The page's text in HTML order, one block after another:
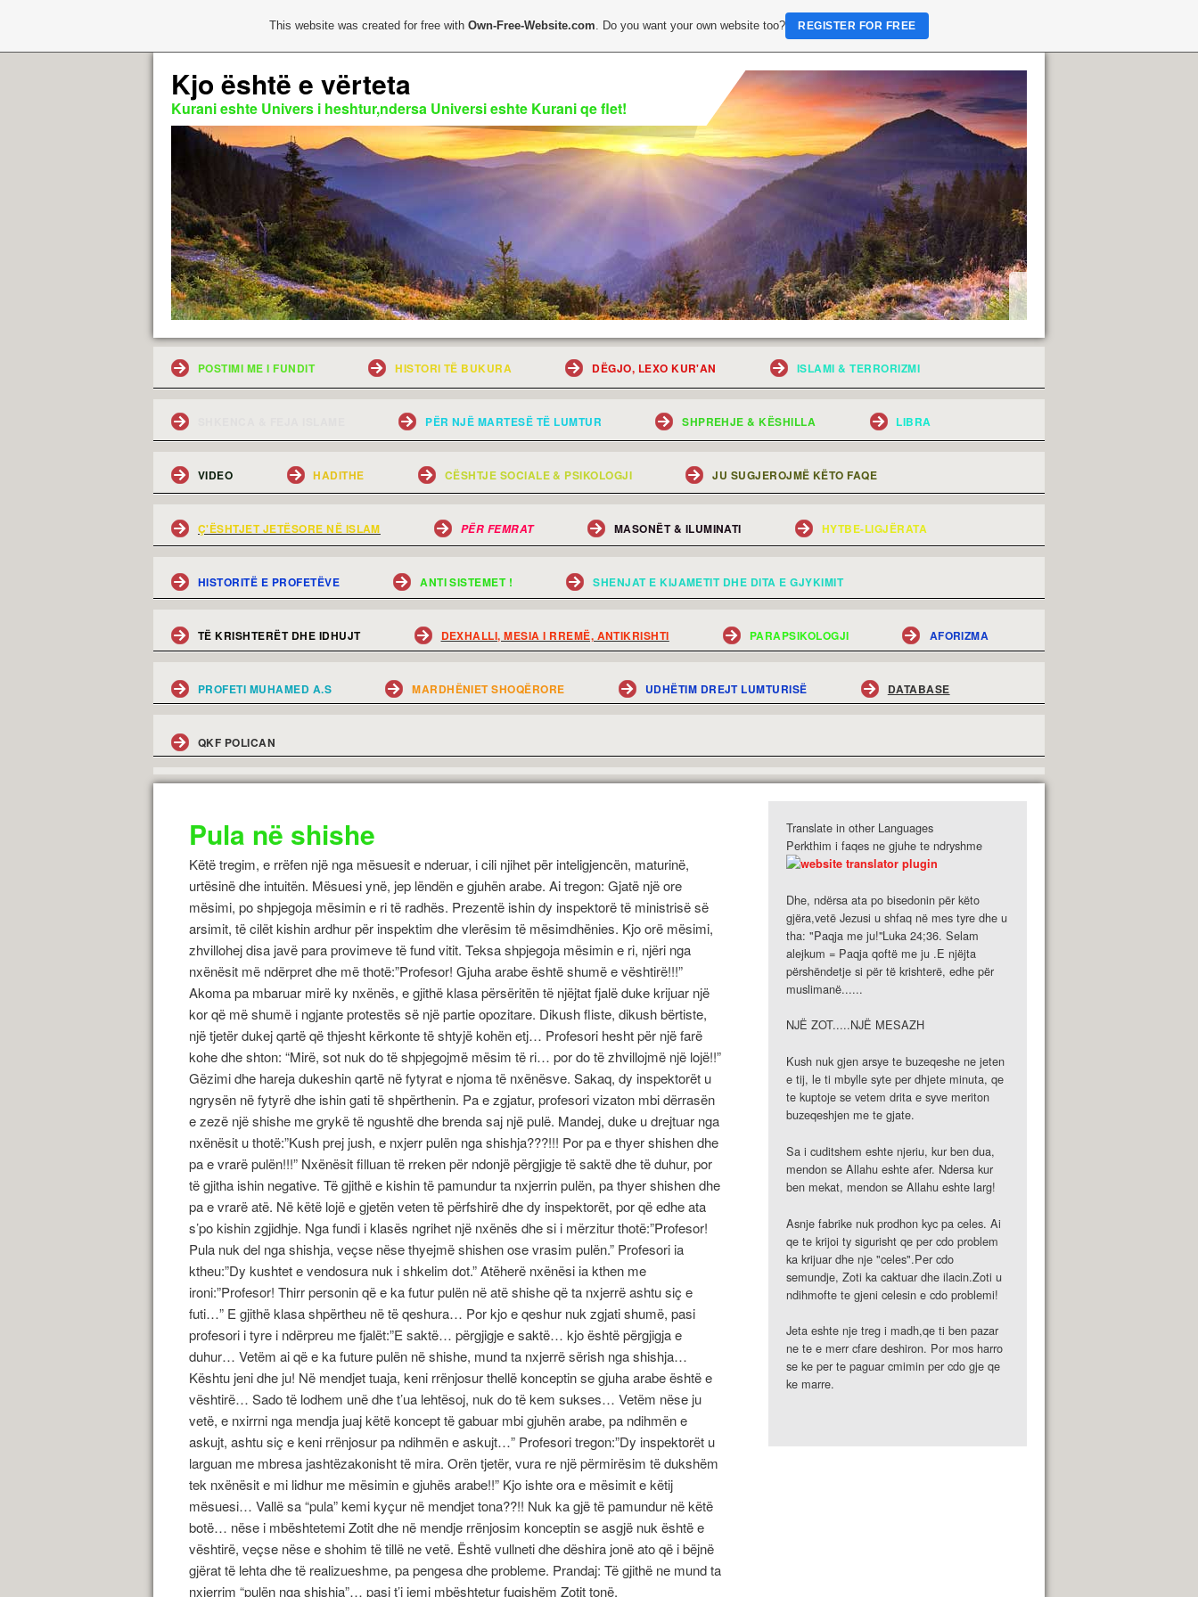
Kjo është e vërteta
Kurani eshte Univers i heshtur,ndersa Universi eshte Kurani qe flet!
POSTIMI ME I FUNDIT HISTORI TË BUKURA DËGJO, LEXO KUR'AN ISLAMI & TERRORIZMI
PËR NJË MARTESË TË LUMTUR SHPREHJE & KËSHILLA LIBRA
VIDEO HADITHE CËSHTJE SOCIALE & PSIKOLOGJI JU SUGJEROJMË KËTO FAQE
Ç'ËSHTJET JETËSORE NË ISLAM PËR FEMRAT MASONËT & ILUMINATI HYTBE-LIGJËRATA
HISTORITË E PROFETËVE ANTI SISTEMET ! SHENJAT E KIJAMETIT DHE DITA E GJYKIMIT
TË KRISHTERËT DHE IDHUJT DEXHALLI, MESIA I RREMË, ANTIKRISHTI PARAPSIKOLOGJI AFORIZMA
PROFETI MUHAMED A.S MARDHËNIET SHOQËRORE UDHËTIM DREJT LUMTURISË DATABASE
QKF POLICAN
Pula në shishe
Këtë tregim, e rrëfen një nga mësuesit e nderuar, i cili njihet për inteligjencën, maturinë,
urtësinë dhe intuitën. Mësuesi ynë, jep lëndën e gjuhën arabe. Ai tregon: Gjatë një ore
mësimi, po shpjegoja mësimin e ri të radhës. Prezentë ishin dy inspektorë të ministrisë së
arsimit, të cilët kishin ardhur për inspektim dhe vlerësim të mësimdhënies. Kjo orë mësimi,
zhvillohej disa javë para provimeve të fund vitit. Teksa shpjegoja mësimin e ri, njëri nga
nxënësit më ndërpret dhe më thotë:”Profesor! Gjuha arabe është shumë e vështirë!!!”
Akoma pa mbaruar mirë ky nxënës, e gjithë klasa përsëritën të njëjtat fjalë duke krijuar një
kor që më shumë i ngjante protestës së një partie opozitare. Dikush fliste, dikush bërtiste,
një tjetër dukej qartë që thjesht kërkonte të shtyjë kohën etj… Profesori hesht për një farë
kohe dhe shton: “Mirë, sot nuk do të shpjegojmë mësim të ri… por do të zhvillojmë një lojë!!”
Gëzimi dhe hareja dukeshin qartë në fytyrat e njoma të nxënësve. Sakaq, dy inspektorët u
ngrysën në fytyrë dhe ishin gati të shpërthenin. Pa e zgjatur, profesori vizaton mbi dërrasën
e zezë një shishe me grykë të ngushtë dhe brenda saj një pulë. Mandej, duke u drejtuar nga
nxënësit u thotë:”Kush prej jush, e nxjerr pulën nga shishja???!!! Por pa e thyer shishen dhe
pa e vrarë pulën!!!” Nxënësit filluan të rreken për ndonjë përgjigje të saktë dhe të duhur, por
të gjitha ishin negative. Të gjithë e kishin të pamundur ta nxjerrin pulën, pa thyer shishen dhe
pa e vrarë atë. Në këtë lojë e gjetën veten të përfshirë dhe dy inspektorët, por që edhe ata
s’po kishin zgjidhje. Nga fundi i klasës ngrihet një nxënës dhe si i mërzitur thotë:”Profesor!
Pula nuk del nga shishja, veçse nëse thyejmë shishen ose vrasim pulën.” Profesori ia
ktheu:”Dy kushtet e vendosura nuk i shkelim dot.” Atëherë nxënësi ia kthen me
ironi:”Profesor! Thirr personin që e ka futur pulën në atë shishe që ta nxjerrë ashtu siç e
futi…” E gjithë klasa shpërtheu në të qeshura… Por kjo e qeshur nuk zgjati shumë, pasi
profesori i tyre i ndërpreu me fjalët:”E saktë… përgjigje e saktë… kjo është përgjigja e
duhur… Vetëm ai që e ka future pulën në shishe, mund ta nxjerrë sërish nga shishja…
Kështu jeni dhe ju! Në mendjet tuaja, keni rrënjosur thellë konceptin se gjuha arabe është e
vështirë… Sado të lodhem unë dhe t’ua lehtësoj, nuk do të kem sukses… Vetëm nëse ju
vetë, e nxirrni nga mendja juaj këtë koncept të gabuar mbi gjuhën arabe, pa ndihmën e
askujt, ashtu siç e keni rrënjosur pa ndihmën e askujt…” Profesori tregon:”Dy inspektorët u
larguan me mbresa jashtëzakonisht të mira. Orën tjetër, vura re një përmirësim të dukshëm
tek nxënësit e mi lidhur me mësimin e gjuhës arabe!!” Kjo ishte ora e mësimit e këtij
mësuesi… Vallë sa “pula” kemi kyçur në mendjet tona??!! Nuk ka gjë të pamundur në këtë
botë… nëse i mbështetemi Zotit dhe në mendje rrënjosim konceptin se asgjë nuk është e
vështirë, veçse nëse e shohim të tillë ne vetë. Është vullneti dhe dëshira jonë ato që i bëjnë
gjërat të lehta dhe të realizueshme, pa pengesa dhe probleme. Prandaj: Të gjithë ne mund ta
nxjerrim “pulën nga shishja”… pasi t’i jemi mbështetur fuqishëm Zotit tonë.
Translate in other Languages
Perkthim i faqes ne gjuhe te ndryshme
Dhe, ndërsa ata po bisedonin për këto
gjëra,vetë Jezusi u shfaq në mes tyre dhe u
tha: "Paqja me ju!''Luka 24;36. Selam
alejkum = Paqja qoftë me ju .E njëjta
përshëndetje si për të krishterë, edhe për
muslimanë......
NJË ZOT.....NJË MESAZH
Kush nuk gjen arsye te buzeqeshe ne jeten
e tij, le ti mbylle syte per dhjete minuta, qe
te kuptoje se vetem drita e syve meriton
buzeqeshjen me te gjate.
Sa i cuditshem eshte njeriu, kur ben dua,
mendon se Allahu eshte afer. Ndersa kur
ben mekat, mendon se Allahu eshte larg!
Asnje fabrike nuk prodhon kyc pa celes. Ai
qe te krijoi ty sigurisht qe per cdo problem
ka krijuar dhe nje "celes".Per cdo
semundje, Zoti ka caktuar dhe ilacin.Zoti u
ndihmofte te gjeni celesin e cdo problemi!
Jeta eshte nje treg i madh,qe ti ben pazar
ne te e merr cfare deshiron. Por mos harro
se ke per te paguar cmimin per cdo gje qe
ke marre.
This website was created for free withOwn-Free-Website.com. Do you want your own website too? REGISTER FOR FREE